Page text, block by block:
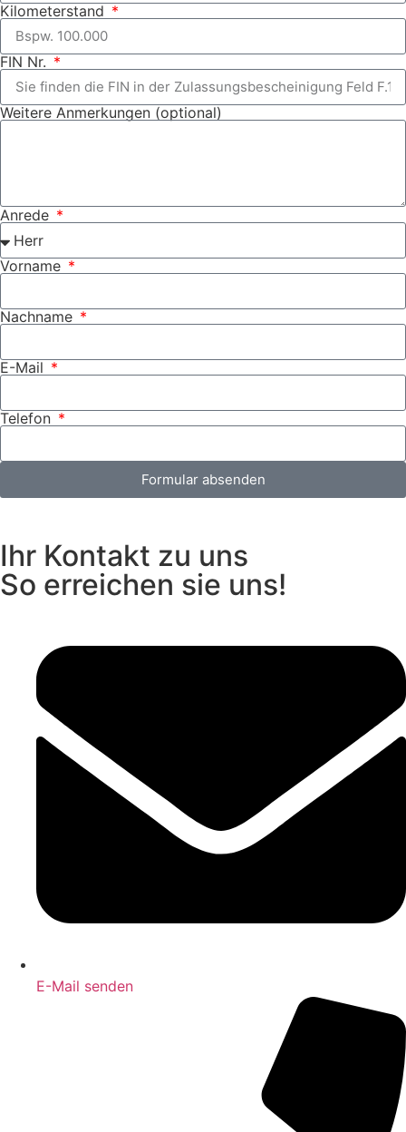
Kilometerstand
FIN Nr.
Weitere Anmerkungen (optional)
Anrede
Vorname
Nachname
E-Mail
Telefon
Formular absenden
Ihr Kontakt zu uns​
So erreichen sie uns!​
E-Mail senden